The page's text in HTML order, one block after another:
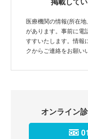
医療機関の情報(所在
があります。事前に電
すすいたします。情報
クからご連絡をお願い
オンライン